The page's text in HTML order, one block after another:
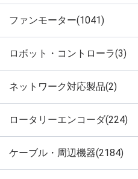
ファンモーター(1041)
ロボット・コントローラ(3)
ネットワーク対応製品(2)
ロータリーエンコーダ(224)
ケーブル・周辺機器(2184)